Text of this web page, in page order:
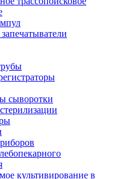
сыворотки
культивирование в